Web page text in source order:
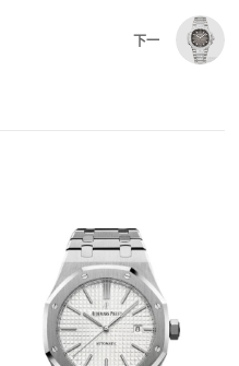
後才會安排出貨。
我們取得聯繫，將您感
格。
顏色、配件等細節，如
要排單，我們也會事先
格的十分之一即可享受相
下一